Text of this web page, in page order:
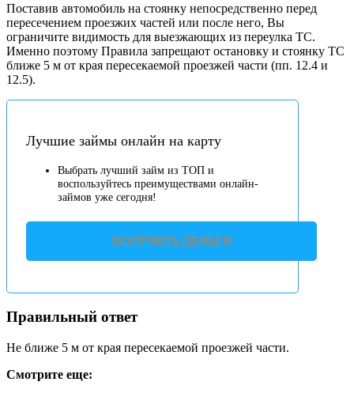
Поставив автомобиль на стоянку непосредственно перед
пересечением проезжих частей или после него, Вы
ограничите видимость для выезжающих из переулка ТС.
Именно поэтому Правила запрещают остановку и стоянку ТС
ближе 5 м от края пересекаемой проезжей части (пп. 12.4 и
12.5).
Лучшие займы онлайн на карту
Выбрать лучший займ из ТОП и
воспользуйтесь преимуществами онлайн-
займов уже сегодня!
ПОЛУЧИТЬ ДЕНЬГИ
Правильный ответ
Не ближе 5 м от края пересекаемой проезжей части.
Смотрите еще: